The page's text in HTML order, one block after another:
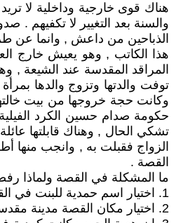
هناك قوى خارجية وداخلية لا
والسنة بعد التغيير لا تكفيهم
الذباحين من داعش , وانما عن
هذا الكاتب , وهو يعيش خارج
المراقد المقدسة عند الشيعة ,
توفت والدتها وتزوج والدها
وكانت حجة خروجها من بيت
حكومة صدام حسين الكرد
تشكي الحال , وهناك قابلتها
القصة .
ما المشكلة في القصة ولماذا
1. اختيار اسم حمدية للبنت في القصة وهو اسم يستخدمه الشيعة وخاصة في الجنوب العراقي.
2. اختيار مكان القصة مدينة مقدسة عند الشيعة , وهي مدينة الكاظمية .